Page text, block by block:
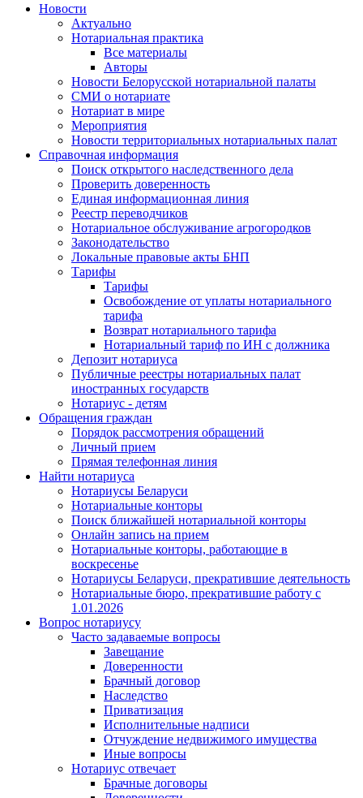
Новости
Актуально
Нотариальная практика
Все материалы
Авторы
Новости Белорусской нотариальной палаты
СМИ о нотариате
Нотариат в мире
Мероприятия
Новости территориальных нотариальных палат
Справочная информация
Поиск открытого наследственного дела
Проверить доверенность
Единая информационная линия
Реестр переводчиков
Нотариальное обслуживание агрогородков
Законодательство
Локальные правовые акты БНП
Тарифы
Тарифы
Освобождение от уплаты нотариального
тарифа
Возврат нотариального тарифа
Нотариальный тариф по ИН с должника
Депозит нотариуса
Публичные реестры нотариальных палат
иностранных государств
Нотариус - детям
Обращения граждан
Порядок рассмотрения обращений
Личный прием
Прямая телефонная линия
Найти нотариуса
Нотариусы Беларуси
Нотариальные конторы
Поиск ближайшей нотариальной конторы
Онлайн запись на прием
Нотариальные конторы, работающие в
воскресенье
Нотариусы Беларуси, прекратившие деятельность
Нотариальные бюро, прекратившие работу с
1.01.2026
Вопрос нотариусу
Часто задаваемые вопросы
Завещание
Доверенности
Брачный договор
Наследство
Приватизация
Исполнительные надписи
Отчуждение недвижимого имущества
Иные вопросы
Нотариус отвечает
Брачные договоры